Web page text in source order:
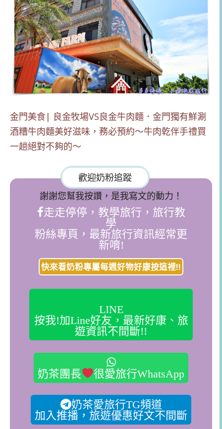
金門美食| 良金牧場VS良金牛肉麵．金門獨有鮮涮
酒糟牛肉麵美好滋味，務必預約～牛肉乾伴手禮買
一趟絕對不夠的～
歡迎奶粉追蹤
謝謝您幫我按讚，是我寫文的動力！
走走停停，教學旅行，旅行教
學
粉絲專頁，最新旅行資訊經常更
新唷!
快來看奶粉專屬每週好物好康按這裡!!
LINE
按我!加Line好友，最新好康、旅
遊資訊不間斷!!
奶茶團長 很愛旅行WhatsApp
奶茶愛旅行TG頻道
加入推播，旅遊優惠好文不間斷